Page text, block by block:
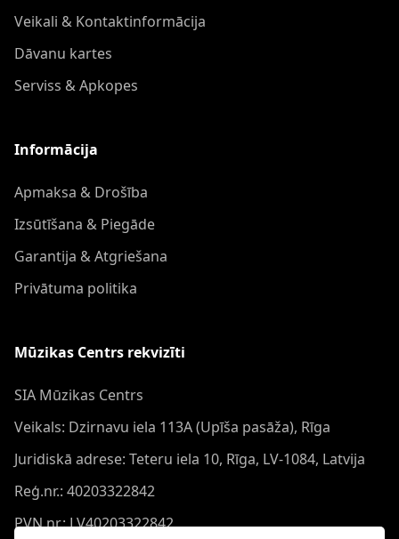
Veikali & Kontaktinformācija
Dāvanu kartes
Serviss & Apkopes
Informācija
Apmaksa & Drošība
Izsūtīšana & Piegāde
Garantija & Atgriešana
Privātuma politika
Mūzikas Centrs rekvizīti
SIA Mūzikas Centrs
Veikals: Dzirnavu iela 113A (Upīša pasāža), Rīga
Juridiskā adrese: Teteru iela 10, Rīga, LV-1084, Latvija
Reģ.nr.: 40203322842
PVN nr.: LV40203322842